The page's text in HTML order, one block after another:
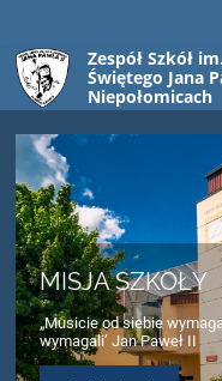
Zespół Szkół
Świętego Jana
Niepołomicach
Strona
główna
MISJA SZKOŁY
„Musicie od siebie
wymagali’ Jan Paweł II